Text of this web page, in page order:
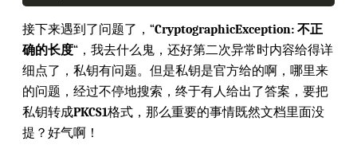
接下来遇到了问题了，“CryptographicException: 不正
确的长度“，我去什么鬼，还好第二次异常时内容给得详
细点了，私钥有问题。但是私钥是官方给的啊，哪里来
的问题，经过不停地搜索，终于有人给出了答案，要把
私钥转成PKCS1格式，那么重要的事情既然文档里面没
提？好气啊！